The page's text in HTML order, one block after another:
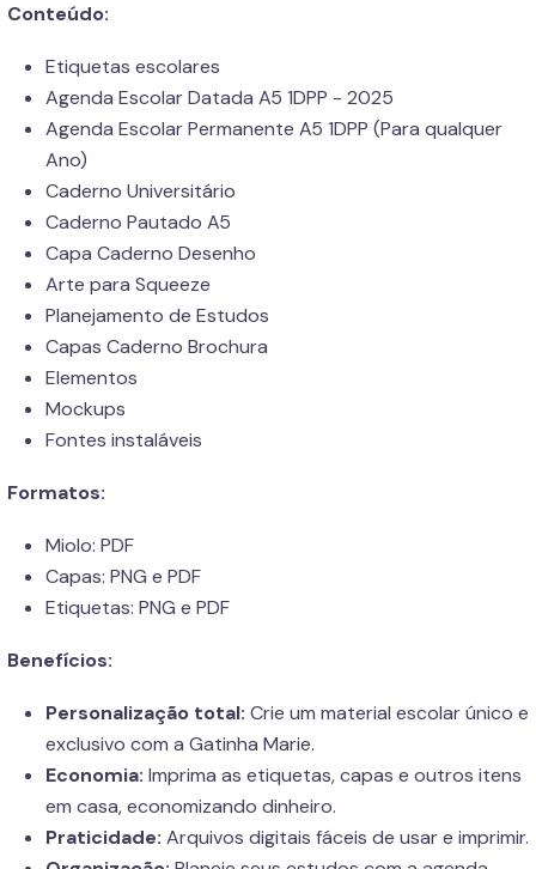
Conteúdo:
Etiquetas escolares
Agenda Escolar Datada A5 1DPP - 2025
Agenda Escolar Permanente A5 1DPP (Para qualquer
Ano)
Caderno Universitário
Caderno Pautado A5
Capa Caderno Desenho
Arte para Squeeze
Planejamento de Estudos
Capas Caderno Brochura
Elementos
Mockups
Fontes instaláveis
Formatos:
Miolo: PDF
Capas: PNG e PDF
Etiquetas: PNG e PDF
Benefícios:
Personalização total: Crie um material escolar único e
exclusivo com a Gatinha Marie.
Economia: Imprima as etiquetas, capas e outros itens
em casa, economizando dinheiro.
Praticidade: Arquivos digitais fáceis de usar e imprimir.